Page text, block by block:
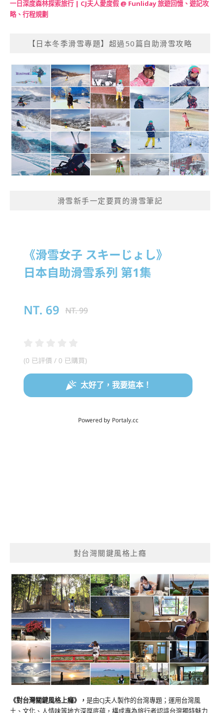
一日深度森林探索旅行 | CJ夫人愛度假 @ Funliday 旅遊回憶、遊記攻
略、行程規劃
【日本冬季滑雪專題】超過50篇自助滑雪攻略
滑雪新手一定要買的滑雪筆記
對台灣關鍵風格上癮
《對台灣關鍵風格上癮》 ， 是由CJ夫人製作的台灣專題；運用台灣風
土、文化、人情味等地方深厚底蘊，構成專為旅行者認識台灣獨特魅力